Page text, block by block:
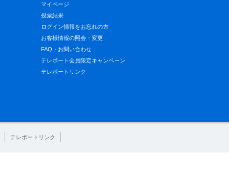
マイページ
投票結果
ログイン情報をお忘れの方
お客様情報の照会・変更
FAQ・お問い合わせ
テレボート会員限定キャンペーン
テレボートリンク
テレボートリンク